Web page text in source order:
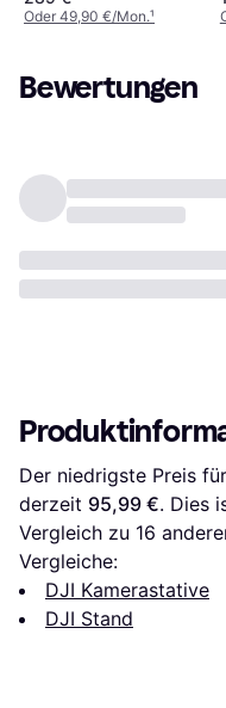
Oder 49,90 €/Mon.¹
Bewertungen
Der niedrigste Preis für
derzeit 95,99 €. Dies
Vergleich zu 16
Vergleiche:
DJI Kamerastative
DJI Stand